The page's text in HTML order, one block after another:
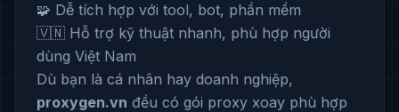
🧩 Dễ tích hợp với tool, bot, phần mềm
🇻🇳 Hỗ trợ kỹ thuật nhanh, phù hợp người
dùng Việt Nam
Dù bạn là cá nhân hay doanh nghiệp,
proxygen.vn đều có gói proxy xoay phù hợp